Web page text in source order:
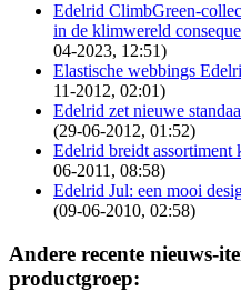
Edelrid ClimbGreen-
in de klimwereld
04-2023, 12:51)
Elastische webbings
11-2012, 02:01)
Edelrid zet nieuwe
(29-06-2012, 01:52)
Edelrid breidt assortiment
06-2011, 08:58)
Edelrid Jul: een mooi
(09-06-2010, 02:58)
Andere recente nieuws-
productgroep: